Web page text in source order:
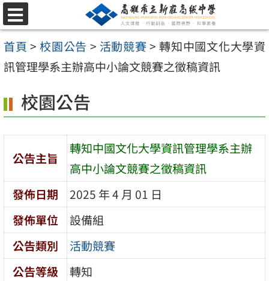
跳
至
主
要
容
區
選
單
首頁 > 校園公告 > 活動競賽 > 轉知中國文化大學資
訊管理學系主辦高中小論文競賽之徵稿資訊
校園公告
公告主旨
轉知中國文化大學資訊管理學系主辦
高中小論文競賽之徵稿資訊
發佈日期
2025 年 4 月 01 日
發佈單位
設備組
公告類別
活動競賽
公告等級
轉知